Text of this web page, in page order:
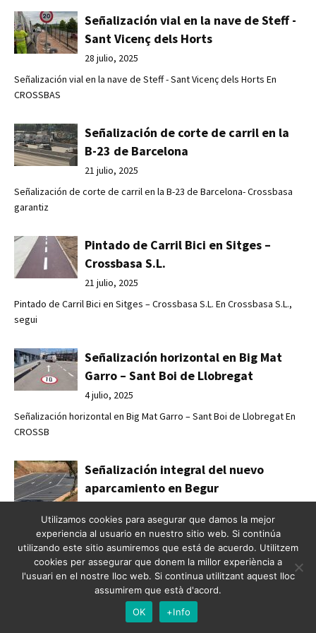
Señalización vial en la nave de Steff -
Sant Vicenç dels Horts
28 julio, 2025
Señalización vial en la nave de Steff - Sant Vicenç dels Horts En
CROSSBAS
Señalización de corte de carril en la
B-23 de Barcelona
21 julio, 2025
Señalización de corte de carril en la B-23 de Barcelona- Crossbasa
garantiz
Pintado de Carril Bici en Sitges –
Crossbasa S.L.
21 julio, 2025
Pintado de Carril Bici en Sitges – Crossbasa S.L. En Crossbasa S.L.,
segui
Señalización horizontal en Big Mat
Garro – Sant Boi de Llobregat
4 julio, 2025
Señalización horizontal en Big Mat Garro – Sant Boi de Llobregat En
CROSSB
Señalización integral del nuevo
aparcamiento en Begur
Señalización integral del nuevo aparcamiento en Begur En
Crossbasa S.L. he
Crossbasa pinta el Helipuerto del
Hotel Meliá
30 junio, 2025
Utilizamos cookies para asegurar que damos la mejor
experiencia al usuario en nuestro sitio web. Si continúa
utilizando este sitio asumiremos que está de acuerdo. Utilitzem
cookies per assegurar que donem la millor experiència a
l'usuari en el nostre lloc web. Si continua utilitzant aquest lloc
assumirem que està d'acord.
OK
+Info